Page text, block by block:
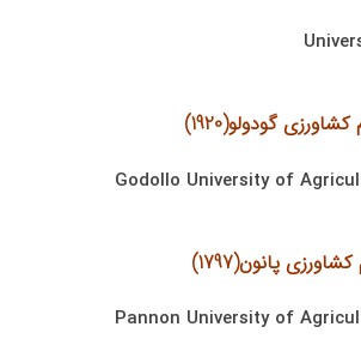
Godollo University of
Pannon University of